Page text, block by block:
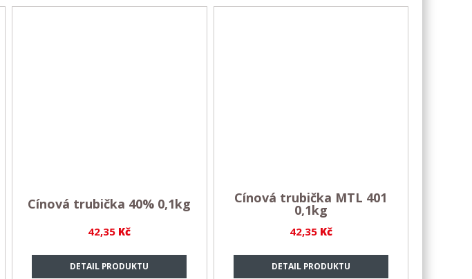
42,35 Kč
DETAIL PRODUKTU
Cínová trubička 40% 0,1kg
42,35 Kč
DETAIL PRODUKTU
Cínová trubička MTL 401
0,1kg